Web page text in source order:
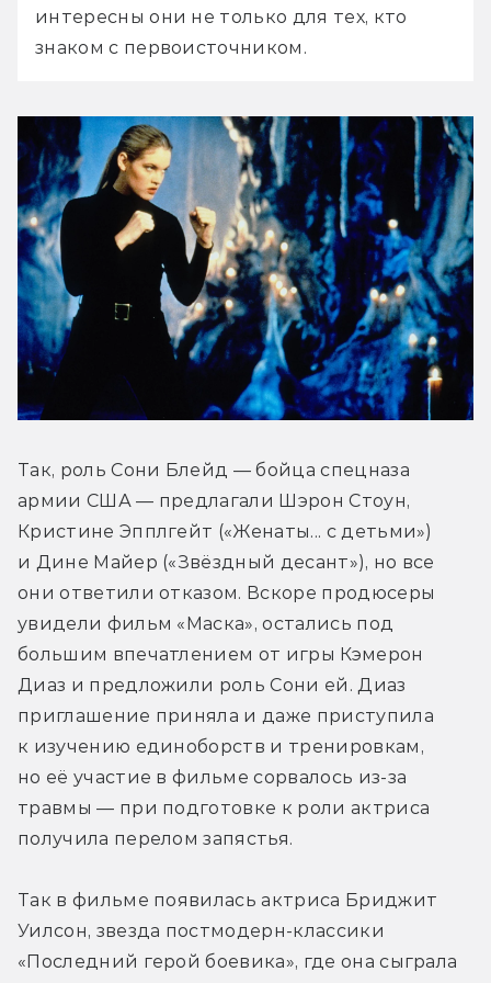
интересны они не только для тех, кто
знаком с первоисточником.
Так, роль Сони Блейд — бойца спецназа
армии США — предлагали Шэрон Стоун,
Кристине Эпплгейт («Женаты... с детьми»)
и Дине Майер («Звёздный десант»), но все
они ответили отказом. Вскоре продюсеры
увидели фильм «Маска», остались под
большим впечатлением от игры Кэмерон
Диаз и предложили роль Сони ей. Диаз
приглашение приняла и даже приступила
к изучению единоборств и тренировкам,
но её участие в фильме сорвалось из-за
травмы — при подготовке к роли актриса
получила перелом запястья.
Так в фильме появилась актриса Бриджит
Уилсон, звезда постмодерн-классики
«Последний герой боевика», где она сыграла